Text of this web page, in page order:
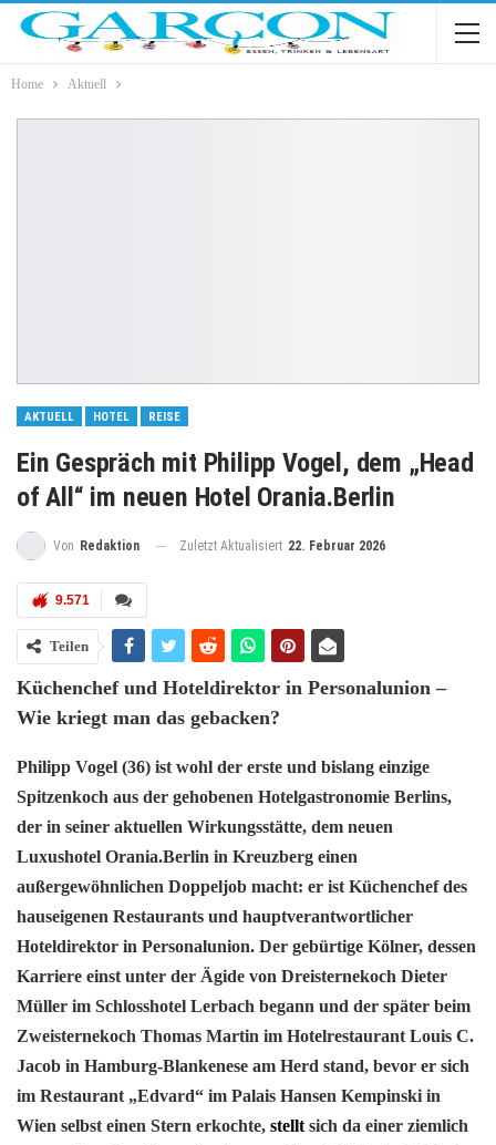
Home Aktuell
AKTUELL HOTEL REISE
Ein Gespräch mit Philipp Vogel, dem „Head
of All“ im neuen Hotel Orania.Berlin
Von Redaktion Zuletzt Aktualisiert 22. Februar 2026
9.571
Teilen
Küchenchef und Hoteldirektor in Personalunion –
Wie kriegt man das gebacken?
Philipp Vogel (36) ist wohl der erste und bislang einzige
Spitzenkoch aus der gehobenen Hotelgastronomie Berlins,
der in seiner aktuellen Wirkungsstätte, dem neuen
Luxushotel Orania.Berlin in Kreuzberg einen
außergewöhnlichen Doppeljob macht: er ist Küchenchef des
hauseigenen Restaurants und hauptverantwortlicher
Hoteldirektor in Personalunion. Der gebürtige Kölner, dessen
Karriere einst unter der Ägide von Dreisternekoch Dieter
Müller im Schlosshotel Lerbach begann und der später beim
Zweisternekoch Thomas Martin im Hotelrestaurant Louis C.
Jacob in Hamburg-Blankenese am Herd stand, bevor er sich
im Restaurant „Edvard“ im Palais Hansen Kempinski in
Wien selbst einen Stern erkochte, stelltsich da einer ziemlich